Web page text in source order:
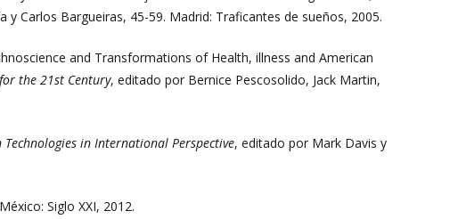
y Carlos Bargueiras, 45-59. Madrid: Traficantes de sueños, 2005.
and Transformations of Health, illness and American
the 21st Century, editado por Bernice Pescosolido, Jack Martin,
in International Perspective, editado por Mark Davis y
Siglo XXI, 2012.